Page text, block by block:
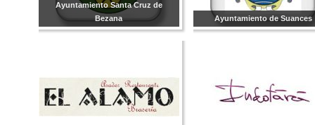
Ayuntamiento Santa Cruz de
Bezana
Ayuntamiento de Suances